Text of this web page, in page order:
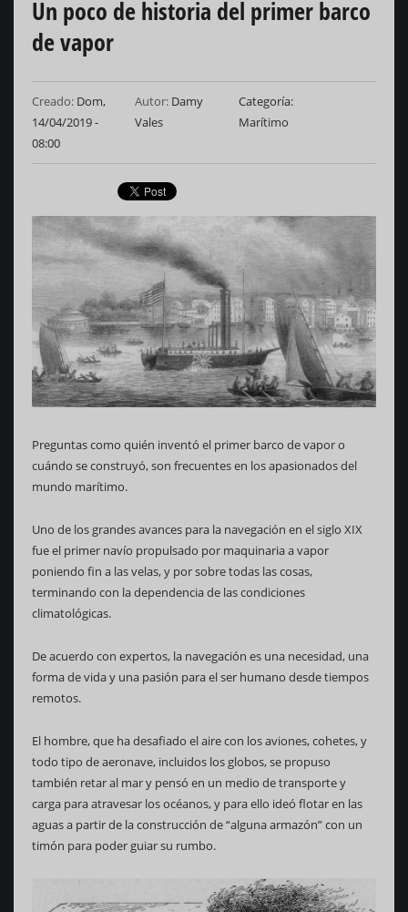
Un poco de historia del primer barco
de vapor
Creado: Dom,
14/04/2019 -
08:00
Autor: Damy
Vales
Categoría
Marítimo
Preguntas como quién inventó el primer barco de vapor o
cuándo se construyó, son frecuentes en los apasionados del
mundo marítimo.
Uno de los grandes avances para la navegación en el siglo XIX
fue el primer navío propulsado por maquinaria a vapor
poniendo fin a las velas, y por sobre todas las cosas,
terminando con la dependencia de las condiciones
climatológicas.
De acuerdo con expertos, la navegación es una necesidad, una
forma de vida y una pasión para el ser humano desde tiempos
remotos.
El hombre, que ha desafiado el aire con los aviones, cohetes, y
todo tipo de aeronave, incluidos los globos, se propuso
también retar al mar y pensó en un medio de transporte y
carga para atravesar los océanos, y para ello ideó flotar en las
aguas a partir de la construcción de “alguna armazón” con un
timón para poder guiar su rumbo.